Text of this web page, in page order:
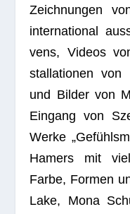
Zeich­nun­gen
inter­na­tio­nal
vens, Videos
stal­la­tio­nen
und Bil­der von
Ein­gang von
Werke
Hamers mit
Farbe, For­men
Lake, Mona